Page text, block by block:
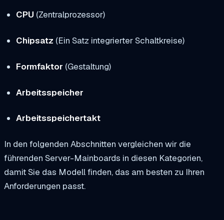
CPU (Zentralprozessor)
Chipsatz (Ein Satz integrierter Schaltkreise)
Formfaktor (Gestaltung)
Arbeitsspeicher
Arbeitsspeichertakt
In den folgenden Abschnitten vergleichen wir die
führenden Server-Mainboards in diesen Kategorien,
damit Sie das Modell finden, das am besten zu Ihren
Anforderungen passt.